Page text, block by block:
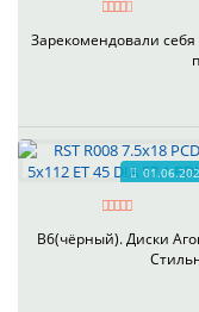
Зарекомендовали
B6(чёрный). Диски